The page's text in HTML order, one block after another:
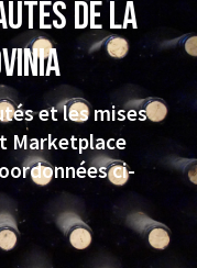
de la
et les mises
Marketplace
ci-